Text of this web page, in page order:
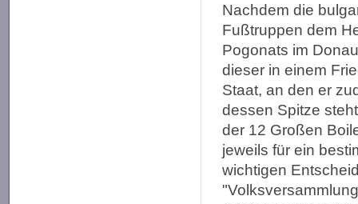
Nachdem die
Fußtruppen dem
Pogonats im
dieser in einem
Staat, an den er
dessen Spitze
der 12 Großen
jeweils für ein
wichtigen